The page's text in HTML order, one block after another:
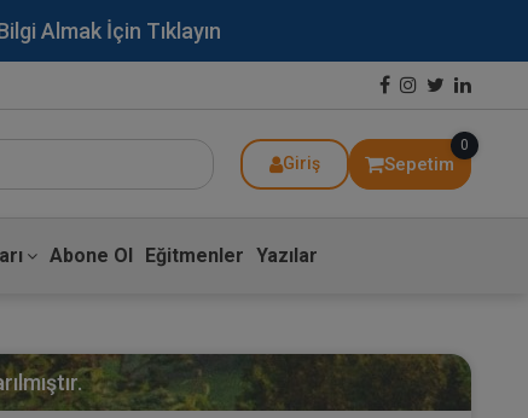
Almak İçin Tıklayın
Giriş Sepetim
0
Abone Ol Eğitmenler Yazılar